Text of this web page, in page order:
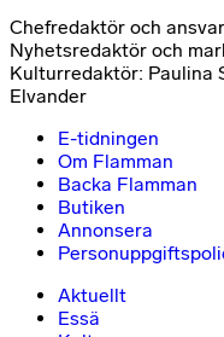
Chefredaktör och
Nyhetsredaktör och
Kulturredaktör: Paulina
Elvander
E-tidningen
Om Flamman
Backa Flamman
Butiken
Annonsera
Aktuellt
Essä